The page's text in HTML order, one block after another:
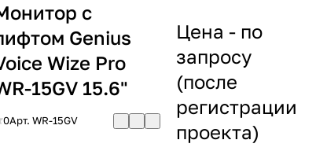
с
Genius
Wize Pro
15GV 15.6"
0Арт. WR-15GV
Цена - по
запросу
(после
регистрации
проекта)